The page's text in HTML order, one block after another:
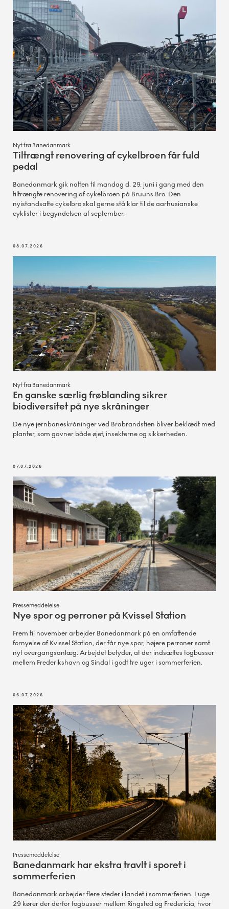
Nyt fra Banedanmark
Tiltrængt renovering af cykelbroen får fuld
pedal
Banedanmark gik natten til mandag d. 29. juni i gang med den
tiltrængte renovering af cykelbroen på Bruuns Bro. Den
nyistandsatte cykelbro skal gerne stå klar til de aarhusianske
cyklister i begyndelsen af september.
08.07.2026
Nyt fra Banedanmark
En ganske særlig frøblanding sikrer
biodiversitet på nye skråninger
De nye jernbaneskråninger ved Brabrandstien bliver beklædt med
planter, som gavner både øjet, insekterne og sikkerheden.
07.07.2026
Pressemeddelelse
Nye spor og perroner på Kvissel Station
Frem til november arbejder Banedanmark på en omfattende
fornyelse af Kvissel Station, der får nye spor, højere perroner samt
nyt overgangsanlæg. Arbejdet betyder, at der indsættes togbusser
mellem Frederikshavn og Sindal i godt tre uger i sommerferien.
06.07.2026
Pressemeddelelse
Banedanmark har ekstra travlt i sporet i
sommerferien
Banedanmark arbejder flere steder i landet i sommerferien. I uge
29 kører der derfor togbusser mellem Ringsted og Fredericia, hvor